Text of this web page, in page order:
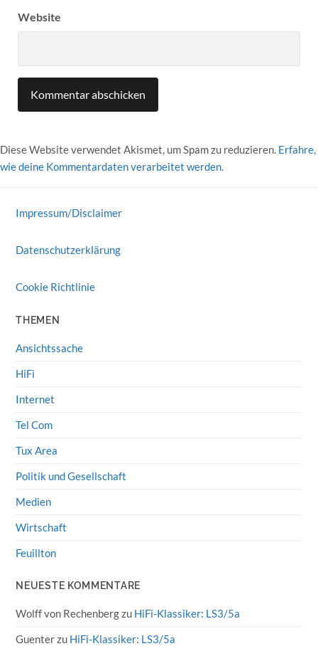
Website
Diese Website verwendet Akismet, um Spam zu reduzieren. Erfahre,
wie deine Kommentardaten verarbeitet werden.
Impressum/Disclaimer
Datenschutzerklärung
Cookie Richtlinie
THEMEN
Ansichtssache
HiFi
Internet
Tel Com
Tux Area
Politik und Gesellschaft
Medien
Wirtschaft
Feuillton
NEUESTE KOMMENTARE
Wolff von Rechenbergzu HiFi-Klassiker: LS3/5a
Guenterzu HiFi-Klassiker: LS3/5a